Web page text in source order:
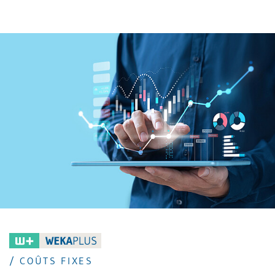
charges fixes et des coûts variables sur la rentabilité.
/ COÛTS FIXES